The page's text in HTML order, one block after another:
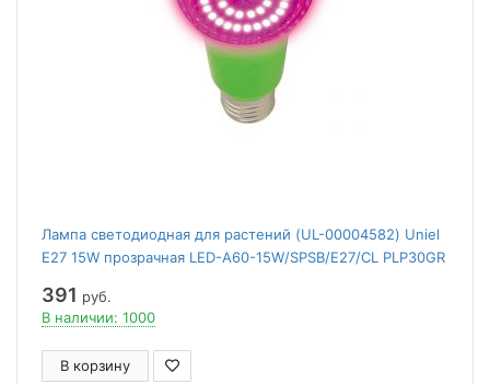
Лампа светодиодная для растений (UL-00004582) Uniel
E27 15W прозрачная LED-A60-15W/SPSB/E27/CL PLP30GR
391 руб.
В наличии: 1000
В корзину